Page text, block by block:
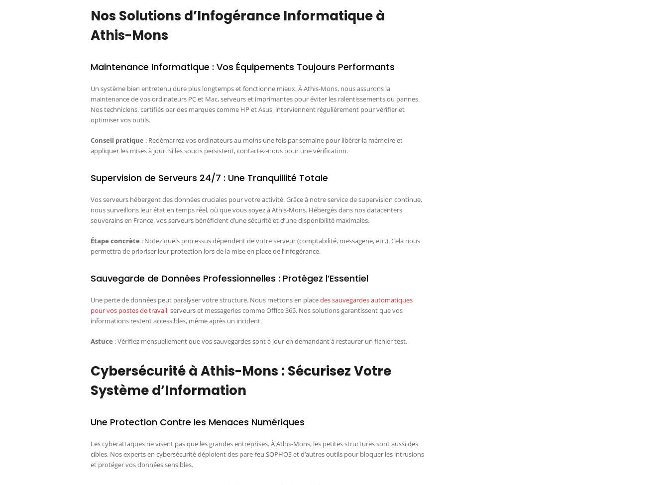
Nos Solutions d’Infogérance Informatique à
Athis-Mons
Maintenance Informatique : Vos Équipements Toujours Performants
Un système bien entretenu dure plus longtemps et fonctionne mieux. À Athis-Mons, nous assurons la
maintenance de vos ordinateurs PC et Mac, serveurs et imprimantes pour éviter les ralentissements ou pannes.
Nos techniciens, certifiés par des marques comme HP et Asus, interviennent régulièrement pour vérifier et
optimiser vos outils.
Conseil pratique : Redémarrez vos ordinateurs au moins une fois par semaine pour libérer la mémoire et
appliquer les mises à jour. Si les soucis persistent, contactez-nous pour une vérification.
Supervision de Serveurs 24/7 : Une Tranquillité Totale
Vos serveurs hébergent des données cruciales pour votre activité. Grâce à notre service de supervision continue,
nous surveillons leur état en temps réel, où que vous soyez à Athis-Mons. Hébergés dans nos datacenters
souverains en France, vos serveurs bénéficient d’une sécurité et d’une disponibilité maximales.
Étape concrète : Notez quels processus dépendent de votre serveur (comptabilité, messagerie, etc.). Cela nous
permettra de prioriser leur protection lors de la mise en place de l’infogérance.
Sauvegarde de Données Professionnelles : Protégez l’Essentiel
Une perte de données peut paralyser votre structure. Nous mettons en placedes sauvegardes automatiques
pour vos postes de travail,serveurs et messageries comme Office 365. Nos solutions garantissent que vos
informations restent accessibles, même après un incident.
Astuce : Vérifiez mensuellement que vos sauvegardes sont à jour en demandant à restaurer un fichier test.
Cybersécurité à Athis-Mons : Sécurisez Votre
Système d’Information
Une Protection Contre les Menaces Numériques
Les cyberattaques ne visent pas que les grandes entreprises. À Athis-Mons, les petites structures sont aussi des
cibles. Nos experts en cybersécurité déploient des pare-feu SOPHOS et d’autres outils pour bloquer les intrusions
et protéger vos données sensibles.